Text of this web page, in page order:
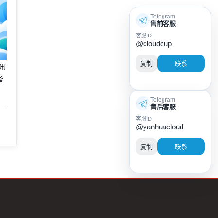
Telegram
售前客服
客服ID
@cloudcup
复制 联系
Telegram
售后客服
客服ID
@yanhuacloud
复制 联系